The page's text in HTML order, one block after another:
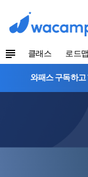
클래스 로드맵
와패스 구독하고